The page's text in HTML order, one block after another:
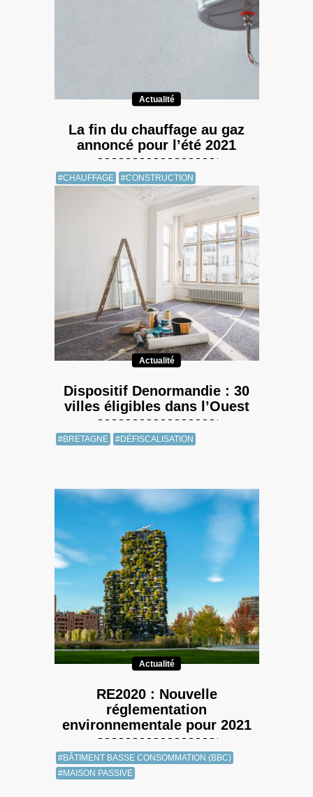
Actualité
La fin du chauffage au gaz
annoncé pour l’été 2021
#CHAUFFAGE #CONSTRUCTION
Actualité
Dispositif Denormandie : 30
villes éligibles dans l’Ouest
#BRETAGNE #DÉFISCALISATION
Actualité
RE2020 : Nouvelle
réglementation
environnementale pour 2021
#BÂTIMENT BASSE CONSOMMATION (BBC)
#MAISON PASSIVE